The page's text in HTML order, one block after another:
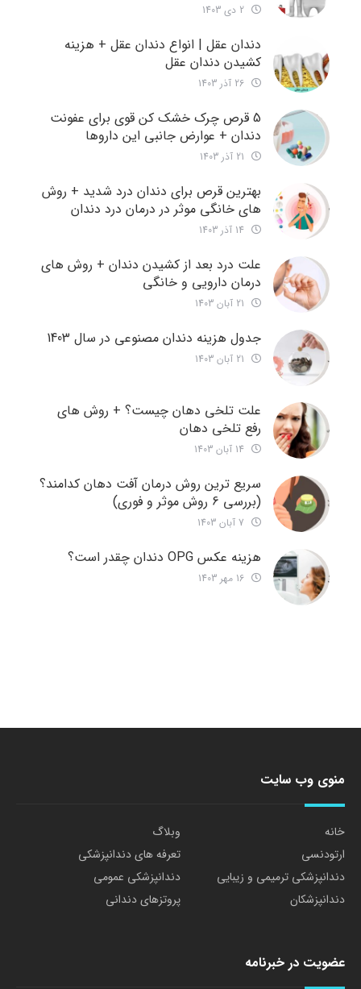
دندان عقل | انواع دندان عقل + هزینه
کشیدن دندان عقل
5 قرص چرک خشک کن قوی برای عفونت
دندان + عوارض جانبی این داروها
بهترین قرص برای دندان درد شدید + روش
های خانگی موثر در درمان درد دندان
علت درد بعد از کشیدن دندان + روش های
درمان دارویی و خانگی
جدول هزینه دندان مصنوعی در سال 1403
علت تلخی دهان چیست؟ + روش های
رفع تلخی دهان
سریع ترین روش درمان آفت دهان کدامند؟
(بررسی 6 روش موثر و فوری)
هزینه عکس OPG دندان چقدر است؟
منوی وب سایت
خانه
وبلاگ
ارتودنسی
تعرفه های دندانپزشکی
دندانپزشکی ترمیمی و زیبایی
دندانپزشکی عمومی
دندانپزشکان
پروتزهای دندانی
عضویت در خبرنامه